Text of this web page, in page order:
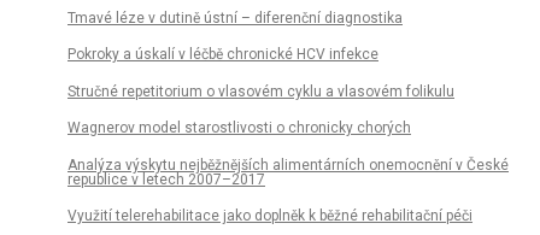
Tmavé léze v dutině ústní – diferenční diagnostika
Pokroky a úskalí v léčbě chronické HCV infekce
Stručné repetitorium o vlasovém cyklu a vlasovém folikulu
Wagnerov model starostlivosti o chronicky chorých
Analýza výskytu nejběžnějších alimentárních onemocnění v České
republice v letech 2007–2017
Využití telerehabilitace jako doplněk k běžné rehabilitační péči